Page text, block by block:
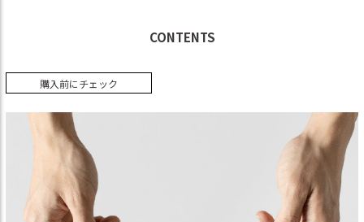
CONTENTS
購入前にチェック